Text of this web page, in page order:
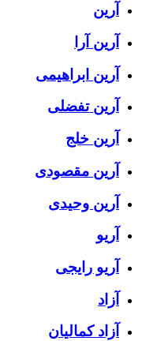
آرین
آرین آرا
آرین ابراهیمی
آرین تفضلی
آرین خلج
آرین مقصودی
آرین وحیدی
آریو
آریو رایجی
آزاد
آزاد کمالیان